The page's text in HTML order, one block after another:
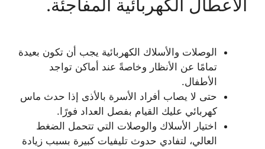
الأعطال الكهربائية المفاجئة.
الوصلات والأسلاك الكهربائية يجب أن تكون بعيدة
تمامًا عن الأنظار وخاصةً عند أماكن تواجد
الأطفال.
حتى لا يصاب أفراد الأسرة بالأذى إذا حدث ماس
كهربائي عليك القيام بفصل العداد فورًا.
اختيار الأسلاك والوصلات التي تتحمل الضغط
العالي، لتفادي حدوث تليفيات كبيرة بسبب زيادة